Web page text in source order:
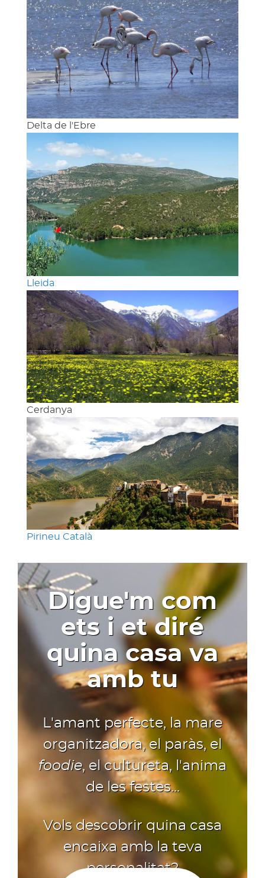
Delta de l'Ebre
Lleida
Cerdanya
Pirineu Català
Digue'm com
ets i et diré
quina casa va
amb tu
L'amant perfecte, la mare
organitzadora, el paràs, el
foodie, el cultureta, l'anima
de les festes...
Vols descobrir quina casa
encaixa amb la teva
personalitat?